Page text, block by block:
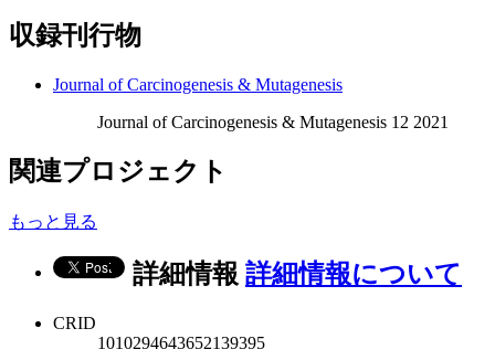
収録刊行物
Journal of Carcinogenesis & Mutagenesis
Journal of Carcinogenesis & Mutagenesis 12 2021
関連プロジェクト
もっと見る
詳細情報 詳細情報について
CRID
1010294643652139395